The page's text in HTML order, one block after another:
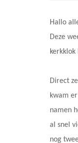
Hallo
Deze
Direct
kwam
namen
al snel
nog